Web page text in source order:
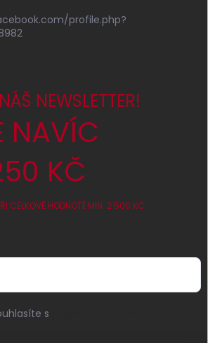
profile.php?
NEWSLETTER!
NAVÍC
KČ
CELKOVÉ HODNOTĚ MIN. 2 500 KČ
s